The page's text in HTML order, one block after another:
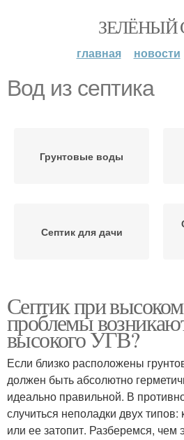
ЗЕЛЁНЫЙ
главная новости
Вод из септика
Грунтовые воды
Септик для дачи
уровне
Септик при
проблемы
высокого УГВ?
Если близко расположены
должен быть абсолютно
идеально правильной. В
случиться неполадки двух
или ее затопит. Разберемся, чем